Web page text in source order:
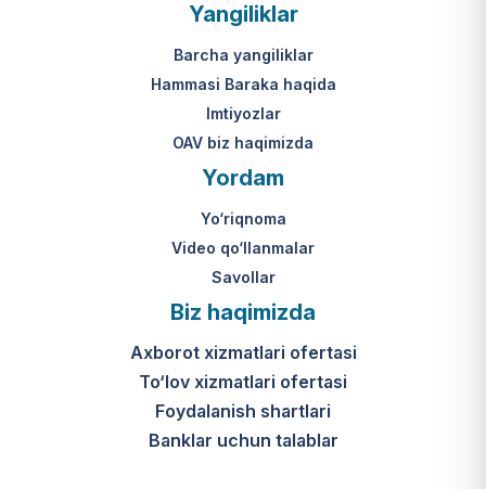
Yangiliklar
Barcha yangiliklar
Hammasi Baraka haqida
Imtiyozlar
OAV biz haqimizda
Yordam
Yo‘riqnoma
Video qo‘llanmalar
Savollar
Biz haqimizda
Axborot xizmatlari ofertasi
To‘lov xizmatlari ofertasi
Foydalanish shartlari
Banklar uchun talablar